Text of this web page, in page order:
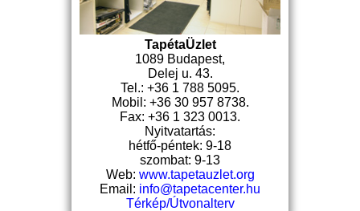
TapétaÜzlet
1089 Budapest,
Delej u. 43.
Tel.: +36 1 788 5095.
Mobil: +36 30 957 8738.
Fax: +36 1 323 0013.
Nyitvatartás:
hétfő-péntek: 9-18
szombat: 9-13
Web: www.tapetauzlet.org
Email: info@tapetacenter.hu
Térkép/Útvonalterv